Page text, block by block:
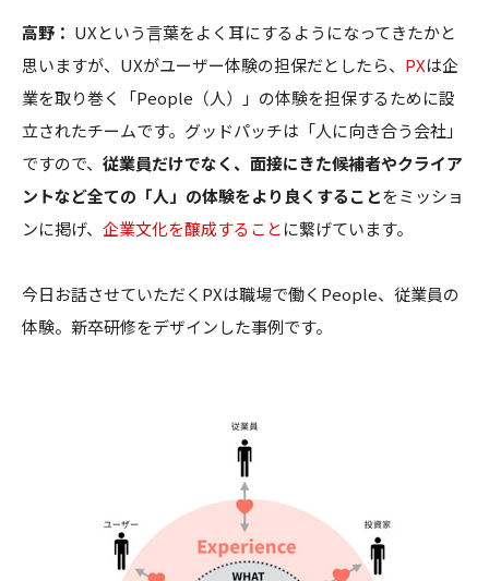
高野： UXという言葉をよく耳にするようになってきたかと
思いますが、UXがユーザー体験の担保だとしたら、 PXは企
業を取り巻く「People（人）」の体験を担保するために設
立されたチームです。グッドパッチは「人に向き合う会社」
ですので、 従業員だけでなく、面接にきた候補者やクライア
ントなど全ての「人」の体験をより良くすることをミッショ
ンに掲げ、 企業文化を醸成することに繋げています。
今日お話させていただくPXは職場で働くPeople、従業員の
体験。新卒研修をデザインした事例です。